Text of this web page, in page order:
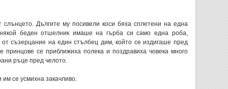
Дългите му посивели коси бяха сплетени на една
някой беден отшелник имаше на гърба си само една роба,
съзерцание на един стълбец дим, който се издигаше пред
принцове се приближиха полека и поздравиха човека много
ръце пред челото.
се усмихна закачливо.